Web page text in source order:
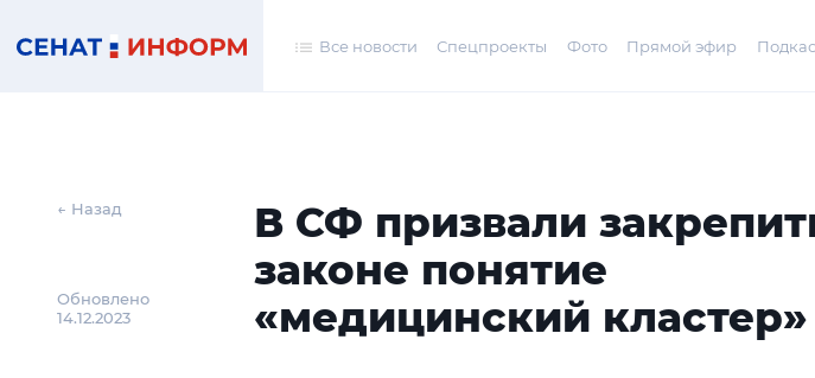
Все новости Спецпроекты Фото Прямой эфир
← Назад
Обновлено
14.12.2023
В СФ призвали
законе понятие
«медицинский кластер»